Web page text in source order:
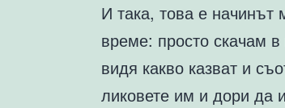
И така, това е
време: просто скачам
видя какво казват и
ликовете им и дори да